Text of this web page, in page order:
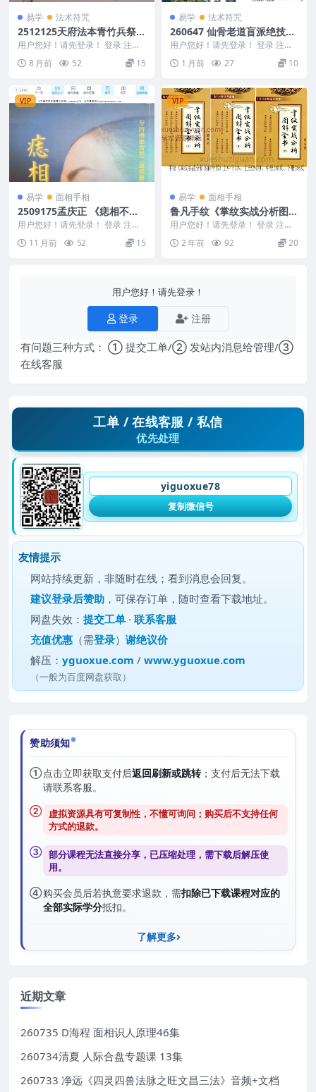
易学 法术符咒
2512125天府法本青竹兵祭炼
法-手稿-15页Y
用户您好！请先登录！ 登录 注册
天府法本青竹兵祭炼法-手稿-15页
Y 2512...
8 月前 52 15
易学 法术符咒
260647 仙骨老道盲派绝技
《童子命·童子‮秘煞‬典从判定‮
化到‬解》278页Y
用户您好！请先登录！ 登录 注册
仙骨老道盲派绝技《童子命·童子‮
秘煞‬典从判定...
1 月前 27 10
VIP
易学 面相手相
2509175孟庆正 《痣相不求
人》219页Y
用户您好！请先登录！ 登录 注册
孟庆正 《痣相不求人》219页Y 25
0917...11 月前 52 15
VIP
易学 面相手相
鲁凡手纹《掌纹实战分析图解
全书》上中下3本，上册290
页，中册288页，下册266页
用户您好！请先登录！ 登录 注册
鲁凡手纹《掌纹实战分析图解全
书》上中下3本，上...
2 年前 92 20
用户您好！请先登录！
登录 注册
有问题三种方式： ① 提交工单/② 发站内消息给管理/③
在线客服
工单 / 在线客服 / 私信
优先处理
yiguoxue78
复制微信号
友情提示
网站持续更新，非随时在线；看到消息会回复。
建议登录后赞助 ，可保存订单，随时查看下载地址。
网盘失效：提交工单 ·联系客服
充值优惠 （需登录）谢绝议价
解压：yguoxue.com /www.yguoxue.com
（一般为百度网盘获取）
赞助须知
①点击立即获取支付后返回刷新或跳转；支付后无法下载
请联系客服。
② 虚拟资源具有可复制性，不懂可询问；购买后不支持任何
方式的退款。
③ 部分课程无法直接分享，已压缩处理，需下载后解压使
用。
④购买会员后若执意要求退款，需扣除已下载课程对应的
全部实际学分抵扣。
了解更多
近期文章
260735 D海程 面相识人原理46集
260734清夏 人际合盘专题课 13集
260733 净远《四灵四兽法脉之旺文昌三法》音频+文档